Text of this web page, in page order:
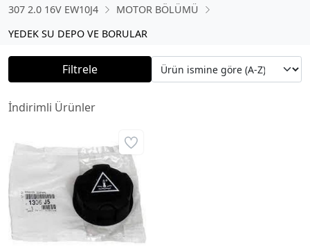
307 2.0 16V EW10J4
MOTOR BÖLÜMÜ
YEDEK SU DEPO VE BORULAR
Filtrele
İndirimli Ürünler